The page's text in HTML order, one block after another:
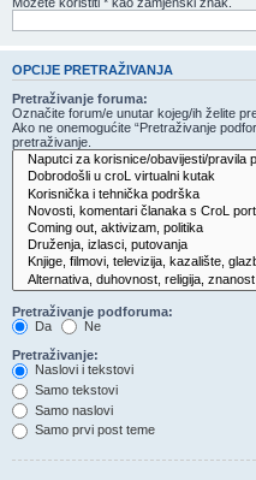
OPCIJE PRETRAŽIVANJA
Pretraživanje foruma:
Označite forum/e unutar kojeg/ih želite
Ako ne onemogućite “Pretraživanje
pretraživanje.
Pretraživanje podforuma:
Da
Ne
Pretraživanje:
Naslovi i tekstovi
Samo tekstovi
Samo naslovi
Samo prvi post teme